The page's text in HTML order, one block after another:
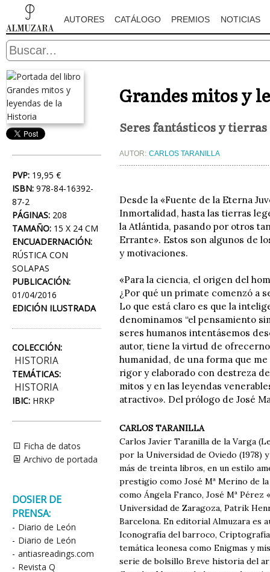
AUTORES CATÁLOGO PREMIOS NOTICIAS
PVP: 19,95 €
ISBN: 978-84-16392-
87-2
PÁGINAS: 208
TAMAÑO: 15 X 24 CM
ENCUADERNACIÓN:
RÚSTICA CON
SOLAPAS
PUBLICACIÓN:
01/04/2016
EDICIÓN ILUSTRADA
COLECCIÓN:
HISTORIA
TEMÁTICAS:
HISTORIA
IBIC: HRKP
Ficha de datos
Archivo de portada
DOSIER DE
PRENSA:
- Diario de León
- Diario de León
- antiasreadings.com
- Revista Q
Grandes mitos y
Seres fantásticos y
AUTOR: CARLOS TARANILLA
Desde la «Fuente de la Eterna
Inmortalidad, hasta las tierras
la Atlántida, pasando por otros
Errante». Estos son algunos de
y motivaciones.
«Para la ciencia, el origen del
¿Por qué un primate comenzó a
Lo que está claro es que la
denominamos “el pensamiento
seres humanos intentásemos
autor, tiene la virtud de
humanidad, de una forma que
rigor y elaborado con destreza
mitos y en las leyendas
atractivo». Del prólogo de José
CARLOS TARANILLA
Carlos Javier Taranilla de la Varga
por la Universidad de Oviedo (1978)
más de treinta libros, en un estilo
prestigio como José Mª Merino de la
como Ángela Franco, José Mª Pérez
Universidad de Zaragoza, Patrik
Barcelona. En editorial Almuzara es
Iconografía del barroco,
temática leonesa como Enigmas y
serie de bolsillo Breve historia del